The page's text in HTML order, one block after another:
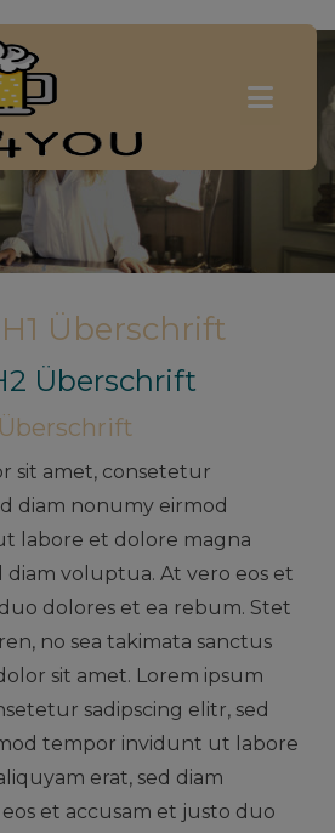
Überschrift
Überschrift
sit amet, consetetur
diam nonumy eirmod
labore et dolore magna
diam voluptua. At vero eos et
dolores et ea rebum. Stet
no sea takimata sanctus
sit amet. Lorem ipsum
sadipscing elitr, sed
tempor invidunt ut labore
erat, sed diam
et accusam et justo duo